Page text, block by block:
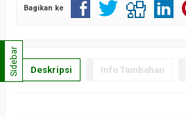
Bagikan ke
Deskripsi Info Tambahan
Sidebar